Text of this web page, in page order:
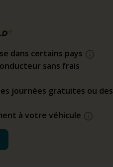
dans certains pays
sans frais
journées gratuites ou des
à votre véhicule